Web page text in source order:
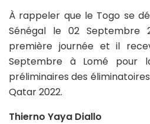
À rappeler que le Togo se
Sénégal le 02 Septembre
première journée et il
Septembre à Lomé pour
préliminaires des
Qatar 2022.
Thierno Yaya Diallo